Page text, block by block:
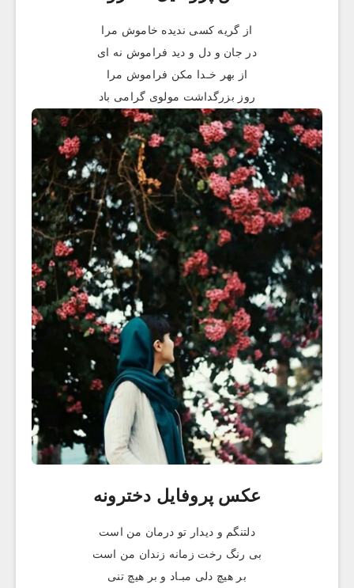
از گریه کسی ندیده خاموش مرا
در جان و دل و دید فراموش نه ای
از بهر خـدا مکن فراموش مرا
روز بزرگداشت مولوی گرامی باد
عکس پروفایل دخترونه
دلتنگم و دیدار تو درمان من است
بی رنگ رخت زمانه زندان من است
بر هیچ دلی مبـاد و بر هیچ تنی